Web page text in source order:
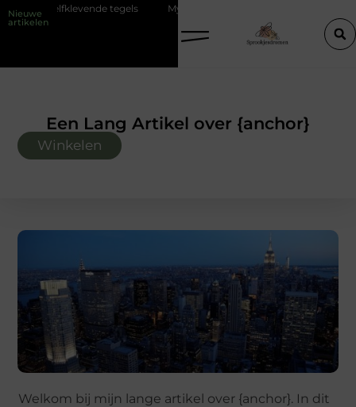
Nieuwe
artikelen
Mythen en realiteiten van een barber opleiding
Een Lang Artikel over {anchor}
Winkelen
Welkom bij mijn lange artikel over {anchor}. In dit